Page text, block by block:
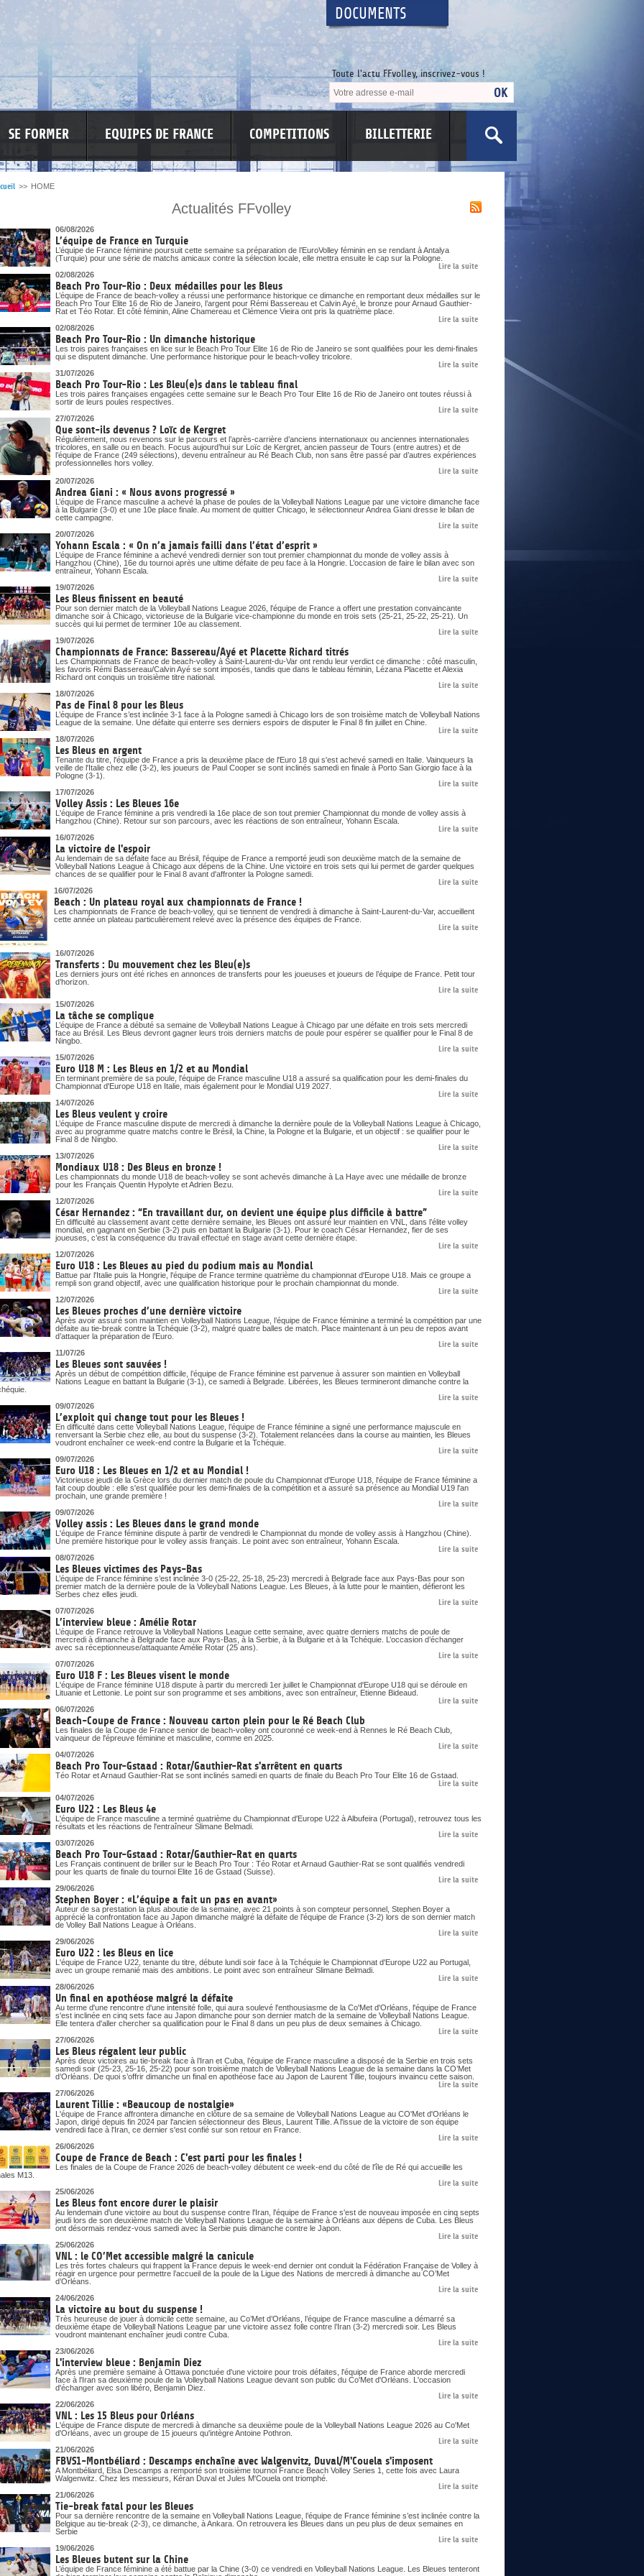
DOCUMENTS
Toute l'actu FFvolley, inscrivez-vous !
SE FORMER EQUIPES DE FRANCE COMPETITIONS BILLETTERIE
INFORMATIONS CORONAVIRUS
SITUATION SANITAIRE
COVID-19
>> HOME
Actualités FFvolley
06/08/2026
L’équipe de France en Turquie
L’équipe de France féminine poursuit cette semaine sa préparation de l’EuroVolley féminin en se rendant à Antalya
(Turquie) pour une série de matchs amicaux contre la sélection locale, elle mettra ensuite le cap sur la Pologne.
Lire la suite
02/08/2026
Beach Pro Tour-Rio : Deux médailles pour les Bleus
L’équipe de France de beach-volley a réussi une performance historique ce dimanche en remportant deux médailles sur le
Beach Pro Tour Elite 16 de Rio de Janeiro, l’argent pour Rémi Bassereau et Calvin Ayé, le bronze pour Arnaud Gauthier-
Rat et Téo Rotar. Et côté féminin, Aline Chamereau et Clémence Vieira ont pris la quatrième place.
Lire la suite
02/08/2026
Beach Pro Tour-Rio : Un dimanche historique
Les trois paires françaises en lice sur le Beach Pro Tour Elite 16 de Rio de Janeiro se sont qualifiées pour les demi-finales
qui se disputent dimanche. Une performance historique pour le beach-volley tricolore.
Lire la suite
31/07/2026
Beach Pro Tour-Rio : Les Bleu(e)s dans le tableau final
Les trois paires françaises engagées cette semaine sur le Beach Pro Tour Elite 16 de Rio de Janeiro ont toutes réussi à
sortir de leurs poules respectives.
Lire la suite
27/07/2026
Que sont-ils devenus ? Loïc de Kergret
Régulièrement, nous revenons sur le parcours et l’après-carrière d’anciens internationaux ou anciennes internationales
tricolores, en salle ou en beach. Focus aujourd’hui sur Loïc de Kergret, ancien passeur de Tours (entre autres) et de
l’équipe de France (249 sélections), devenu entraîneur au Ré Beach Club, non sans être passé par d’autres expériences
professionnelles hors volley.
Lire la suite
20/07/2026
Andrea Giani : « Nous avons progressé »
L’équipe de France masculine a achevé la phase de poules de la Volleyball Nations League par une victoire dimanche face
à la Bulgarie (3-0) et une 10e place finale. Au moment de quitter Chicago, le sélectionneur Andrea Giani dresse le bilan de
cette campagne.
Lire la suite
20/07/2026
Yohann Escala : « On n’a jamais failli dans l’état d’esprit »
L’équipe de France féminine a achevé vendredi dernier son tout premier championnat du monde de volley assis à
Hangzhou (Chine), 16e du tournoi après une ultime défaite de peu face à la Hongrie. L’occasion de faire le bilan avec son
entraîneur, Yohann Escala.
Lire la suite
19/07/2026
Les Bleus finissent en beauté
Pour son dernier match de la Volleyball Nations League 2026, l'équipe de France a offert une prestation convaincante
dimanche soir à Chicago, victorieuse de la Bulgarie vice-championne du monde en trois sets (25-21, 25-22, 25-21). Un
succès qui lui permet de terminer 10e au classement.
Lire la suite
19/07/2026
Championnats de France: Bassereau/Ayé et Placette Richard titrés
Les Championnats de France de beach-volley à Saint-Laurent-du-Var ont rendu leur verdict ce dimanche : côté masculin,
les favoris Rémi Bassereau/Calvin Ayé se sont imposés, tandis que dans le tableau féminin, Lézana Placette et Alexia
Richard ont conquis un troisième titre national.
Lire la suite
18/07/2026
Pas de Final 8 pour les Bleus
L’équipe de France s’est inclinée 3-1 face à la Pologne samedi à Chicago lors de son troisième match de Volleyball Nations
League de la semaine. Une défaite qui enterre ses derniers espoirs de disputer le Final 8 fin juillet en Chine.
Lire la suite
18/07/2026
Les Bleus en argent
Tenante du titre, l'équipe de France a pris la deuxième place de l'Euro 18 qui s'est achevé samedi en Italie. Vainqueurs la
veille de l'Italie chez elle (3-2), les joueurs de Paul Cooper se sont inclinés samedi en finale à Porto San Giorgio face à la
Pologne (3-1).
Lire la suite
17/07/2026
Volley Assis : Les Bleues 16e
L'équipe de France féminine a pris vendredi la 16e place de son tout premier Championnat du monde de volley assis à
Hangzhou (Chine). Retour sur son parcours, avec les réactions de son entraîneur, Yohann Escala.
Lire la suite
16/07/2026
La victoire de l'espoir
Au lendemain de sa défaite face au Brésil, l'équipe de France a remporté jeudi son deuxième match de la semaine de
Volleyball Nations League à Chicago aux dépens de la Chine. Une victoire en trois sets qui lui permet de garder quelques
chances de se qualifier pour le Final 8 avant d'affronter la Pologne samedi.
Lire la suite
16/07/2026
Beach : Un plateau royal aux championnats de France !
Les championnats de France de beach-volley, qui se tiennent de vendredi à dimanche à Saint-Laurent-du-Var, accueillent
cette année un plateau particulièrement relevé avec la présence des équipes de France.
Lire la suite
16/07/2026
Transferts : Du mouvement chez les Bleu(e)s
Les derniers jours ont été riches en annonces de transferts pour les joueuses et joueurs de l’équipe de France. Petit tour
d’horizon.
Lire la suite
15/07/2026
La tâche se complique
L’équipe de France a débuté sa semaine de Volleyball Nations League à Chicago par une défaite en trois sets mercredi
face au Brésil. Les Bleus devront gagner leurs trois derniers matchs de poule pour espérer se qualifier pour le Final 8 de
Ningbo.
Lire la suite
15/07/2026
Euro U18 M : Les Bleus en 1/2 et au Mondial
En terminant première de sa poule, l'équipe de France masculine U18 a assuré sa qualification pour les demi-finales du
Championnat d'Europe U18 en Italie, mais également pour le Mondial U19 2027.
Lire la suite
14/07/2026
Les Bleus veulent y croire
L’équipe de France masculine dispute de mercredi à dimanche la dernière poule de la Volleyball Nations League à Chicago,
avec au programme quatre matchs contre le Brésil, la Chine, la Pologne et la Bulgarie, et un objectif : se qualifier pour le
Final 8 de Ningbo.
Lire la suite
13/07/2026
Mondiaux U18 : Des Bleus en bronze !
Les championnats du monde U18 de beach-volley se sont achevés dimanche à La Haye avec une médaille de bronze
pour les Français Quentin Hypolyte et Adrien Bezu.
Lire la suite
12/07/2026
César Hernandez : “En travaillant dur, on devient une équipe plus difficile à battre”
En difficulté au classement avant cette dernière semaine, les Bleues ont assuré leur maintien en VNL, dans l’élite volley
mondial, en gagnant en Serbie (3-2) puis en battant la Bulgarie (3-1). Pour le coach César Hernandez, fier de ses
joueuses, c’est la conséquence du travail effectué en stage avant cette dernière étape.
Lire la suite
12/07/2026
Euro U18 : Les Bleues au pied du podium mais au Mondial
Battue par l'Italie puis la Hongrie, l'équipe de France termine quatrième du championnat d'Europe U18. Mais ce groupe a
rempli son grand objectif, avec une qualification historique pour le prochain championnat du monde.
Lire la suite
12/07/2026
Les Bleues proches d’une dernière victoire
Après avoir assuré son maintien en Volleyball Nations League, l’équipe de France féminine a terminé la compétition par une
défaite au tie-break contre la Tchéquie (3-2), malgré quatre balles de match. Place maintenant à un peu de repos avant
d’attaquer la préparation de l’Euro.
Lire la suite
11/07/26
Les Bleues sont sauvées !
Après un début de compétition difficile, l’équipe de France féminine est parvenue à assurer son maintien en Volleyball
Nations League en battant la Bulgarie (3-1), ce samedi à Belgrade. Libérées, les Bleues termineront dimanche contre la
Lire la suite
09/07/2026
L’exploit qui change tout pour les Bleues !
En difficulté dans cette Volleyball Nations League, l’équipe de France féminine a signé une performance majuscule en
renversant la Serbie chez elle, au bout du suspense (3-2). Totalement relancées dans la course au maintien, les Bleues
voudront enchaîner ce week-end contre la Bulgarie et la Tchéquie.
Lire la suite
09/07/2026
Euro U18 : Les Bleues en 1/2 et au Mondial !
Victorieuse jeudi de la Grèce lors du dernier match de poule du Championnat d'Europe U18, l'équipe de France féminine a
fait coup double : elle s'est qualifiée pour les demi-finales de la compétition et a assuré sa présence au Mondial U19 l'an
prochain, une grande première !
Lire la suite
09/07/2026
Volley assis : Les Bleues dans le grand monde
L'équipe de France féminine dispute à partir de vendredi le Championnat du monde de volley assis à Hangzhou (Chine).
Une première historique pour le volley assis français. Le point avec son entraîneur, Yohann Escala.
Lire la suite
08/07/2026
Les Bleues victimes des Pays-Bas
L’équipe de France féminine s’est inclinée 3-0 (25-22, 25-18, 25-23) mercredi à Belgrade face aux Pays-Bas pour son
premier match de la dernière poule de la Volleyball Nations League. Les Bleues, à la lutte pour le maintien, défieront les
Serbes chez elles jeudi.
Lire la suite
07/07/2026
L’interview bleue : Amélie Rotar
L’équipe de France retrouve la Volleyball Nations League cette semaine, avec quatre derniers matchs de poule de
mercredi à dimanche à Belgrade face aux Pays-Bas, à la Serbie, à la Bulgarie et à la Tchéquie. L’occasion d’échanger
avec sa réceptionneuse/attaquante Amélie Rotar (25 ans).
Lire la suite
07/07/2026
Euro U18 F : Les Bleues visent le monde
L'équipe de France féminine U18 dispute à partir du mercredi 1er juillet le Championnat d'Europe U18 qui se déroule en
Lituanie et Lettonie. Le point sur son programme et ses ambitions, avec son entraîneur, Etienne Bideaud.
Lire la suite
06/07/2026
Beach-Coupe de France : Nouveau carton plein pour le Ré Beach Club
Les finales de la Coupe de France senior de beach-volley ont couronné ce week-end à Rennes le Ré Beach Club,
vainqueur de l'épreuve féminine et masculine, comme en 2025.
Lire la suite
04/07/2026
Beach Pro Tour-Gstaad : Rotar/Gauthier-Rat s'arrêtent en quarts
Téo Rotar et Arnaud Gauthier-Rat se sont inclinés samedi en quarts de finale du Beach Pro Tour Elite 16 de Gstaad.
Lire la suite
04/07/2026
Euro U22 : Les Bleus 4e
L'équipe de France masculine a terminé quatrième du Championnat d'Europe U22 à Albufeira (Portugal), retrouvez tous les
résultats et les réactions de l'entraîneur Slimane Belmadi.
Lire la suite
03/07/2026
Beach Pro Tour-Gstaad : Rotar/Gauthier-Rat en quarts
Les Français continuent de briller sur le Beach Pro Tour : Téo Rotar et Arnaud Gauthier-Rat se sont qualifiés vendredi
pour les quarts de finale du tournoi Elite 16 de Gstaad (Suisse).
Lire la suite
29/06/2026
Stephen Boyer : «L’équipe a fait un pas en avant»
Auteur de sa prestation la plus aboutie de la semaine, avec 21 points à son compteur personnel, Stephen Boyer a
apprécié la confrontation face au Japon dimanche malgré la défaite de l’équipe de France (3-2) lors de son dernier match
de Volley Ball Nations League à Orléans.
Lire la suite
29/06/2026
Euro U22 : les Bleus en lice
L'équipe de France U22, tenante du titre, débute lundi soir face à la Tchéquie le Championnat d'Europe U22 au Portugal,
avec un groupe remanié mais des ambitions. Le point avec son entraîneur Slimane Belmadi.
Lire la suite
28/06/2026
Un final en apothéose malgré la défaite
Au terme d'une rencontre d'une intensité folle, qui aura soulevé l'enthousiasme de la Co'Met d'Orléans, l'équipe de France
s'est inclinée en cinq sets face au Japon dimanche pour son dernier match de la semaine de Volleyball Nations League.
Elle tentera d'aller chercher sa qualification pour le Final 8 dans un peu plus de deux semaines à Chicago.
Lire la suite
27/06/2026
Les Bleus régalent leur public
Après deux victoires au tie-break face à l’Iran et Cuba, l’équipe de France masculine a disposé de la Serbie en trois sets
samedi soir (25-23, 25-16, 25-22) pour son troisième match de Volleyball Nations League de la semaine dans la CO’Met
d’Orléans. De quoi s’offrir dimanche un final en apothéose face au Japon de Laurent Tillie, toujours invaincu cette saison.
Lire la suite
27/06/2026
Laurent Tillie : «Beaucoup de nostalgie»
L'équipe de France affrontera dimanche en clôture de sa semaine de Volleyball Nations League au CO'Met d'Orléans le
Japon, dirigé depuis fin 2024 par l'ancien sélectionneur des Bleus, Laurent Tillie. A l'issue de la victoire de son équipe
vendredi face à l'Iran, ce dernier s'est confié sur son retour en France.
Lire la suite
26/06/2026
Coupe de France de Beach : C'est parti pour les finales !
Les finales de la Coupe de France 2026 de beach-volley débutent ce week-end du côté de l'île de Ré qui accueille les
M13.
Lire la suite
25/06/2026
Les Bleus font encore durer le plaisir
Au lendemain d'une victoire au bout du suspense contre l'Iran, l'équipe de France s'est de nouveau imposée en cinq septs
jeudi lors de son deuxième match de Volleyball Nations League de la semaine à Orléans aux dépens de Cuba. Les Bleus
ont désormais rendez-vous samedi avec la Serbie puis dimanche contre le Japon.
Lire la suite
25/06/2026
VNL : le CO’Met accessible malgré la canicule
Les très fortes chaleurs qui frappent la France depuis le week-end dernier ont conduit la Fédération Française de Volley à
réagir en urgence pour permettre l’accueil de la poule de la Ligue des Nations de mercredi à dimanche au CO’Met
d’Orléans.
Lire la suite
24/06/2026
La victoire au bout du suspense !
Très heureuse de jouer à domicile cette semaine, au Co’Met d’Orléans, l’équipe de France masculine a démarré sa
deuxième étape de Volleyball Nations League par une victoire assez folle contre l’Iran (3-2) mercredi soir. Les Bleus
voudront maintenant enchaîner jeudi contre Cuba.
Lire la suite
23/06/2026
L'interview bleue : Benjamin Diez
Après une première semaine à Ottawa ponctuée d'une victoire pour trois défaites, l'équipe de France aborde mercredi
face à l'Iran sa deuxième poule de la Volleyball Nations League devant son public du Co'Met d'Orléans. L'occasion
d'échanger avec son libéro, Benjamin Diez.
Lire la suite
22/06/2026
VNL : Les 15 Bleus pour Orléans
L'équipe de France dispute de mercredi à dimanche sa deuxième poule de la Volleyball Nations League 2026 au Co'Met
d'Orléans, avec un groupe de 15 joueurs qu'intègre Antoine Pothron.
Lire la suite
21/06/2026
FBVS1-Montbéliard : Descamps enchaîne avec Walgenvitz, Duval/M'Couela s'imposent
A Montbéliard, Elsa Descamps a remporté son troisième tournoi France Beach Volley Series 1, cette fois avec Laura
Walgenwitz. Chez les messieurs, Kéran Duval et Jules M'Couela ont triomphé.
Lire la suite
21/06/2026
Tie-break fatal pour les Bleues
Pour sa dernière rencontre de la semaine en Volleyball Nations League, l’équipe de France féminine s’est inclinée contre la
Belgique au tie-break (2-3), ce dimanche, à Ankara. On retrouvera les Bleues dans un peu plus de deux semaines en
Serbie
Lire la suite
19/06/2026
Les Bleues butent sur la Chine
L’équipe de France féminine a été battue par la Chine (3-0) ce vendredi en Volleyball Nations League. Les Bleues tenteront